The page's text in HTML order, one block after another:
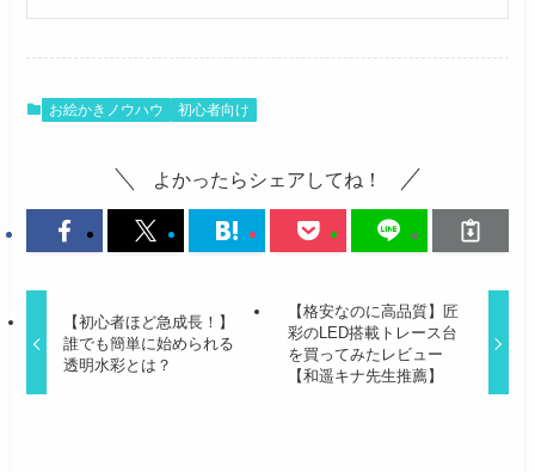
お絵かきノウハウ 初心者向け
よかったらシェアしてね！
【初心者ほど急成長！】
誰でも簡単に始められる
透明水彩とは？
【格安なのに高品質】匠
彩のLED搭載トレース台
を買ってみたレビュー
【和遥キナ先生推薦】